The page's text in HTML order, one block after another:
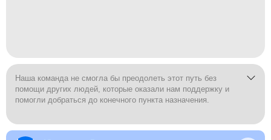
Наша команда не смогла бы преодолеть этот путь без
помощи других людей, которые оказали нам поддержку и
помогли добраться до конечного пункта назначения.
многопрофильного колледжа в двухдневный пеший поход и